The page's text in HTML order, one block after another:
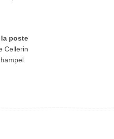
poste
Cellerin